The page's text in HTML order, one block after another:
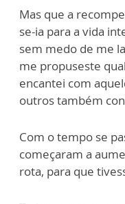
Mas que a
se-ia para a vida
sem medo de me
me propuseste
encantei com
outros também
Com o tempo se
começaram a
rota, para que